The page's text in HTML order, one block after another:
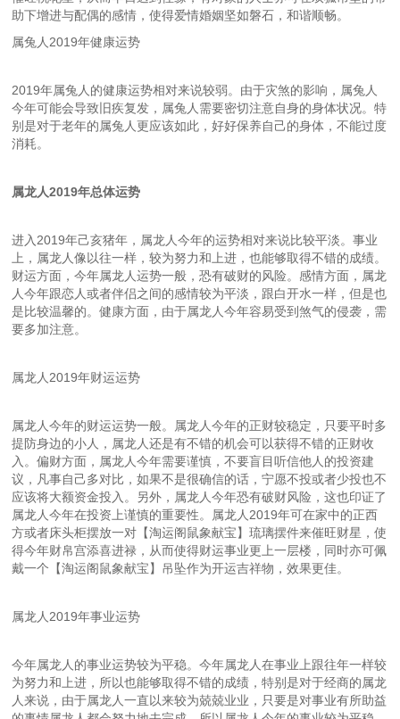
助下增进与配偶的感情，使得爱情婚姻坚如磐石，和谐顺畅。
属兔人2019年健康运势
2019年属兔人的健康运势相对来说较弱。由于灾煞的影响，属兔人
今年可能会导致旧疾复发，属兔人需要密切注意自身的身体状况。特
别是对于老年的属兔人更应该如此，好好保养自己的身体，不能过度
消耗。
属龙人2019年总体运势
进入2019年己亥猪年，属龙人今年的运势相对来说比较平淡。事业
上，属龙人像以往一样，较为努力和上进，也能够取得不错的成绩。
财运方面，今年属龙人运势一般，恐有破财的风险。感情方面，属龙
人今年跟恋人或者伴侣之间的感情较为平淡，跟白开水一样，但是也
是比较温馨的。健康方面，由于属龙人今年容易受到煞气的侵袭，需
要多加注意。
属龙人2019年财运运势
属龙人今年的财运运势一般。属龙人今年的正财较稳定，只要平时多
提防身边的小人，属龙人还是有不错的机会可以获得不错的正财收
入。偏财方面，属龙人今年需要谨慎，不要盲目听信他人的投资建
议，凡事自己多对比，如果不是很确信的话，宁愿不投或者少投也不
应该将大额资金投入。另外，属龙人今年恐有破财风险，这也印证了
属龙人今年在投资上谨慎的重要性。属龙人2019年可在家中的正西
方或者床头柜摆放一对【淘运阁鼠象献宝】琉璃摆件来催旺财星，使
得今年财帛宫添喜进禄，从而使得财运事业更上一层楼，同时亦可佩
戴一个【淘运阁鼠象献宝】吊坠作为开运吉祥物，效果更佳。
属龙人2019年事业运势
今年属龙人的事业运势较为平稳。今年属龙人在事业上跟往年一样较
为努力和上进，所以也能够取得不错的成绩，特别是对于经商的属龙
人来说，由于属龙人一直以来较为兢兢业业，只要是对事业有所助益